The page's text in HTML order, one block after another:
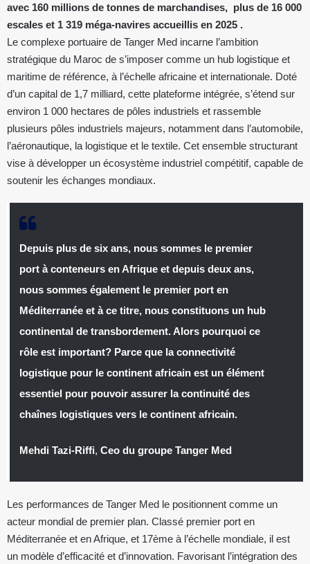
avec 160 millions de tonnes de marchandises, plus de 16 000
escales et 1 319 méga-navires accueillis en 2025 .
Le complexe portuaire de Tanger Med incarne l’ambition
stratégique du Maroc de s’imposer comme un hub logistique et
maritime de référence, à l’échelle africaine et internationale. Doté
d’un capital de 1,7 milliard, cette plateforme intégrée, s’étend sur
environ 1 000 hectares de pôles industriels et rassemble
plusieurs pôles industriels majeurs, notamment dans l’automobile,
l’aéronautique, la logistique et le textile. Cet ensemble structurant
vise à développer un écosystème industriel compétitif, capable de
soutenir les échanges mondiaux.
Depuis plus de six ans, nous sommes le premier
port à conteneurs en Afrique et depuis deux ans,
nous sommes également le premier port en
Méditerranée et à ce titre, nous constituons un hub
continental de transbordement. Alors pourquoi ce
rôle est important? Parce que la connectivité
logistique pour le continent africain est un élément
essentiel pour pouvoir assurer la continuité des
chaînes logistiques vers le continent africain.
Mehdi Tazi-Riffi, Ceo du groupe Tanger Med
Les performances de Tanger Med le positionnent comme un
acteur mondial de premier plan. Classé premier port en
Méditerranée et en Afrique, et 17ème à l’échelle mondiale, il est
un modèle d’efficacité et d’innovation. Favorisant l’intégration des